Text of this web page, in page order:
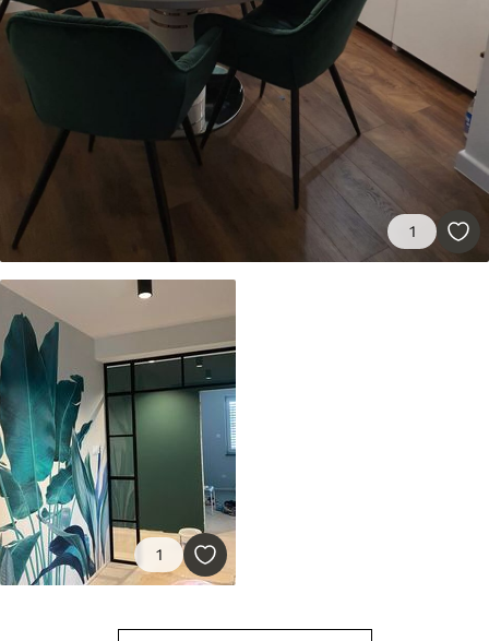
Premium
/m²
Vinil Premium
65.00 39.00€/m²
Peel and Stick
1
1